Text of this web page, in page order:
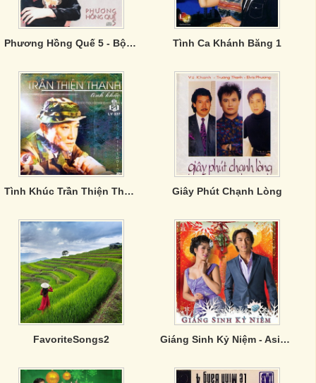
Phương Hồng Quế 5 - Bội Bạc Tình Ca Khánh Băng 1
Tình Khúc Trần Thiện Thanh - CD3 Giây Phút Chạnh Lòng
FavoriteSongs2 Giáng Sinh Kỷ Niệm - Asia CD 325